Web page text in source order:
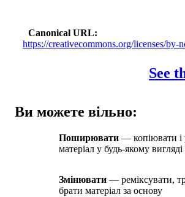
Canonical URL
https://creativecommons.org/licenses/by-
See
Ви можете вільно:
Поширювати — копіювати і
матеріал у будь-якому
Змінювати — реміксувати,
брати матеріал за основу